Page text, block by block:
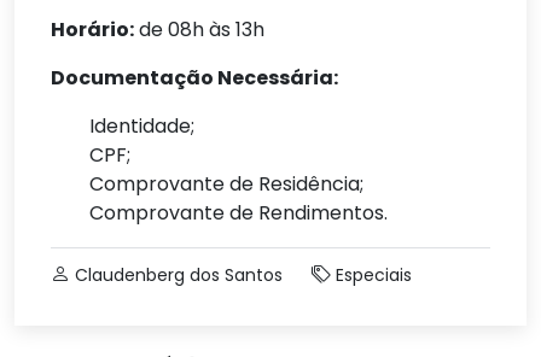
Horário:de 08h às 13h
Documentação Necessária:
Identidade;
CPF;
Comprovante de Residência;
Comprovante de Rendimentos.
Claudenberg dos Santos Especiais